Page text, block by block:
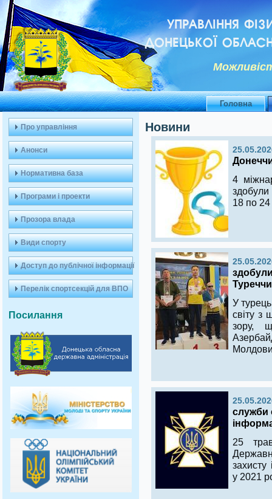
УПРАВЛІННЯ
ДОНЕЦЬКОЇ
Головна
Про управління
Анонси
Нормативна база
Програми і проекти
Прозора влада
Види спорту
Доступ до публічної інформації
Перелік спортсекцій для ВПО
Посилання
Новини
4
18 по
У
світу з
зору,
Молдови
служби
25
захисту
у 2021